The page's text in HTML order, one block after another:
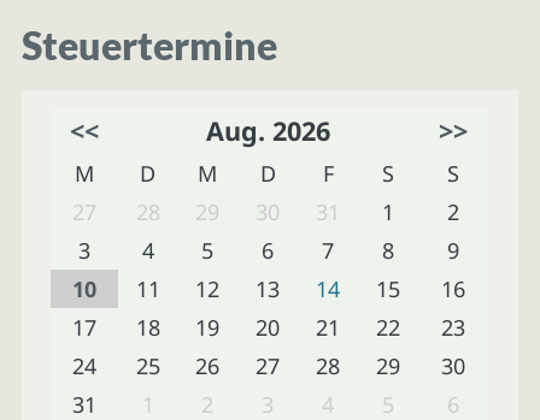
Steuertermine
<< Aug. 2026 >>
M D M D F S
S
27
28 29 30 31 1
2
3
4 5 6 7 8
9
10
11 12 13 14 15
16
17
18 19 20 21 22
23
24
25 26 27 28 29
30
31
1 2 3 4 5 6